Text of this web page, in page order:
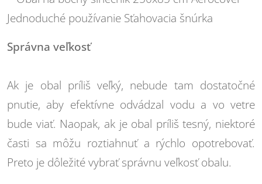
Jednoduché používanie Sťahovacia šnúrka
Správna veľkosť
Ak je obal príliš veľký, nebude tam dostatočné
pnutie, aby efektívne odvádzal vodu a vo vetre
bude viať. Naopak, ak je obal príliš tesný, niektoré
časti sa môžu roztiahnuť a rýchlo opotrebovať.
Preto je dôležité vybrať správnu veľkosť obalu.